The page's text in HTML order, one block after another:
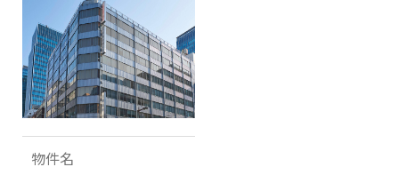
物件名